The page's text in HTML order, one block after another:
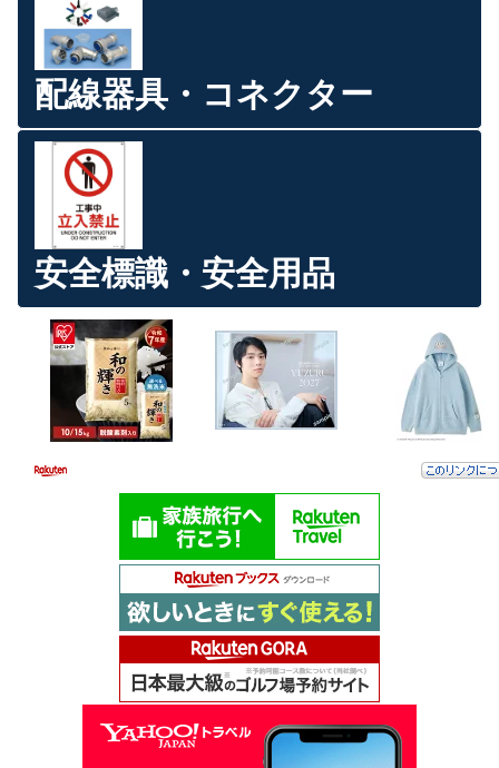
配線器具・コネクター
安全標識・安全用品